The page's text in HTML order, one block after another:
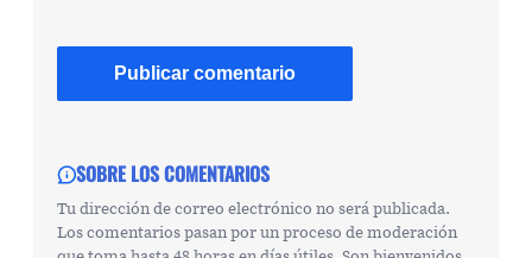
SOBRE LOS COMENTARIOS
Tu dirección de correo electrónico no será publicada.
Los comentarios pasan por un proceso de moderación